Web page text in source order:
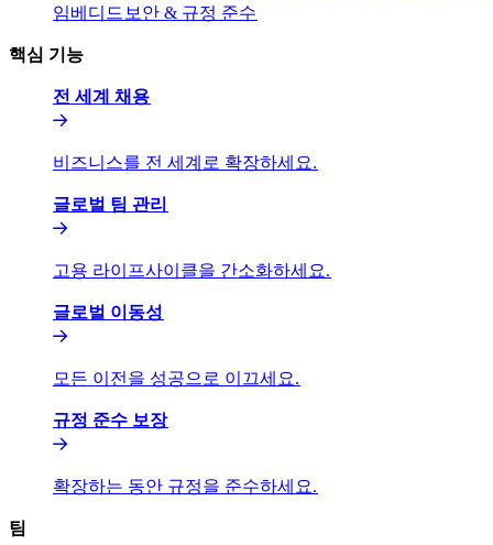
임베디드​​ 보안 & 규정 준수​​
핵심 기능​​
전 세계 채용​​
비즈니스를 전 세계로 확장하세요.​​
글로벌 팀 관리​​
고용 라이프사이클을 간소화하세요.​​
글로벌 이동성​​
모든 이전을 성공으로 이끄세요.​​
규정 준수 보장​​
확장하는 동안 규정을 준수하세요.​​
팀​​